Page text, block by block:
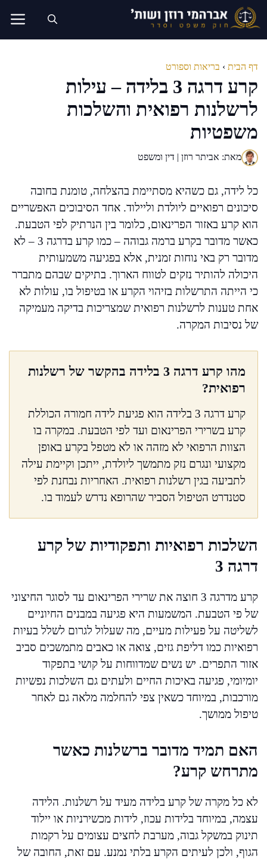
לדלג
לתוכן
דף הבית › בריאות וספורט
קרע דרגה 3 בלידה – עילות
לרשלנות רפואית והשלכות
משפטיות
מאת: אביתר רוזן | דין ומשפט
כל לידה, גם כשהיא מסתיימת בהצלחה, טומנת בחובה
סיכונים רפואיים ליולדת וליילוד. אחד הסיבוכים האפשריים
הוא קרע באזור הפרינאום, כלומר בין הנרתיק לפי הטבעת.
כאשר מדובר בקרע ברמה גבוהה – כמו קרע בדרגה 3 – לא
מדובר רק באי נוחות זמנית, אלא בפגיעה משמעותית
היכולה להותיר נזקים לטווח הארוך. בתיקים שבהם מתברר
כי הייתה התרשלות בזיהוי הקרע או בטיפול בו, עולות לא
אחת טענות לרשלנות רפואית שמצריכות בדיקה מעמיקה
של נסיבות המקרה.
מהו קרע דרגה 3 בלידה בהקשר של רשלנות
רפואית?
קרע דרגה 3 בלידה הוא פגיעת לידה חמורה הכוללת
קרע בשרירי הפרינאום ועד לפי הטבעת. במקרה בו
הצוות הרפואי לא מזהה או לא מטפל בקרע באופן
מקצועי ונגרם נזק מתמשך ליולדת, ייתכן וקיימת עילה
לתביעה בגין רשלנות רפואית. האחריות נבחנת לפי
סטנדרט הטיפול הסביר שהרופא נדרש לעמוד בו.
השלכות רפואיות ותפקודיות של קרע
דרגה 3
קרע מדרגה 3 חוצה את שרירי הפרינאום עד לסוגר החיצוני
של פי הטבעת. המשמעות היא פגיעה במבנים החיוניים
לשליטה על פעילות מעיים, מה שעלול לגרום לשלל בעיות
רפואיות כמו דליפת גזים, צואה או כאבים מתמשכים סביב
אזור התפרים. יש נשים שמדווחות על קושי בתפקוד
יומיומי, פגיעה באיכות החיים ולעתים גם השלכות נפשיות
מורכבות, במיוחד כשאין צפי להחלמה מלאה גם לאחר
טיפול ממושך.
האם תמיד מדובר ברשלנות כאשר
מתרחש קרע?
לא כל מקרה של קרע בלידה מעיד על רשלנות. הלידה
עצמה, במיוחד בלידות עכוז, לידות מכשירניות או יילוד
תינוק במשקל גבוה, מערבת לחצים עצומים על רקמות
הגוף, ולכן לעיתים הקרע בלתי נמנע. עם זאת, החובה של